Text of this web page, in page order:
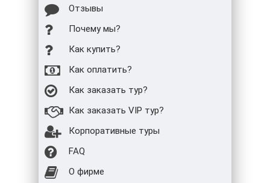
Отзывы
Почему мы?
Как купить?
Как оплатить?
Как заказать тур?
Как заказать VIP тур?
Корпоративные туры
FAQ
О фирме